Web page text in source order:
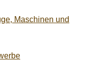
Maschinen und